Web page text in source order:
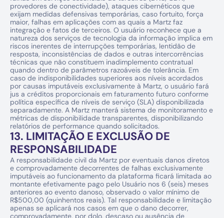
provedores de conectividade), ataques cibernéticos que
exijam medidas defensivas temporárias, caso fortuito, força
maior, falhas em aplicações com as quais a Martz faz
integração e fatos de terceiros. O usuário reconhece que a
natureza dos serviços de tecnologia da informação implica em
riscos inerentes de interrupções temporárias, lentidão de
resposta, inconsistências de dados e outras intercorrências
técnicas que não constituem inadimplemento contratual
quando dentro de parâmetros razoáveis de tolerância. Em
caso de indisponibilidades superiores aos níveis acordados
por causas imputáveis exclusivamente à Martz, o usuário fará
jus a créditos proporcionais em faturamento futuro conforme
política específica de níveis de serviço (SLA) disponibilizada
separadamente. A Martz manterá sistema de monitoramento e
métricas de disponibilidade transparentes, disponibilizando
relatórios de performance quando solicitados.
13. LIMITAÇÃO E EXCLUSÃO DE
RESPONSABILIDADE
A responsabilidade civil da Martz por eventuais danos diretos
e comprovadamente decorrentes de falhas exclusivamente
imputáveis ao funcionamento da plataforma ficará limitada ao
montante efetivamente pago pelo Usuário nos 6 (seis) meses
anteriores ao evento danoso, observado o valor mínimo de
R$500,00 (quinhentos reais). Tal responsabilidade e limitação
apenas se aplicará nos casos em que o dano decorrer,
comprovadamente, por dolo, descaso ou ausência de